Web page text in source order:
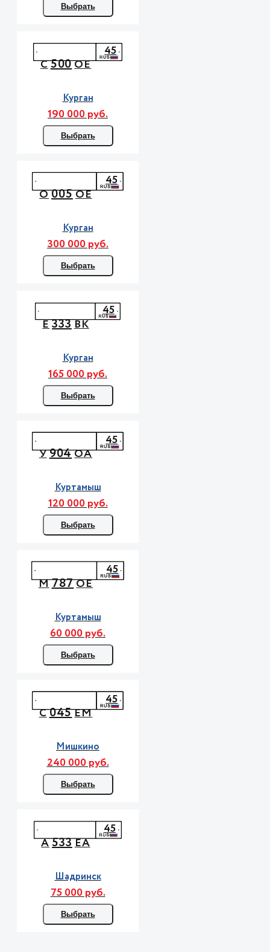
Выбрать
С500ОЕ
45
Курган
190 000 руб.
Выбрать
О005ОЕ
45
Курган
300 000 руб.
Выбрать
Е333ВК
45
Курган
165 000 руб.
Выбрать
У904ОА
45
Куртамыш
120 000 руб.
Выбрать
М787ОЕ
45
Куртамыш
60 000 руб.
Выбрать
С045ЕМ
45
Мишкино
240 000 руб.
Выбрать
А533ЕА
45
Шадринск
75 000 руб.
Выбрать